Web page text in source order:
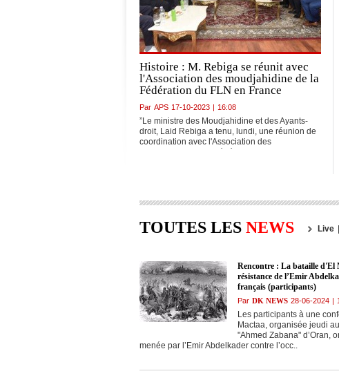
Histoire : M. Rebiga se réunit avec
l'Association des moudjahidine de la
Fédération du FLN en France
Par APS 17-10-2023 | 16:08
”Le ministre des Moudjahidine et des Ayants-
droit, Laid Rebiga a tenu, lundi, une réunion de
coordination avec l'Association des
Moudjahidine de la Fédération du Front de
TOUTES LES NEWS Live
Rencontre : La bataille d'El
résistance de l’Emir
français (participants)
Par DK NEWS 28-06-2024 |
Les participants à une
Mactaa, organisée jeudi
"Ahmed Zabana" d’Oran,
menée par l’Emir Abdelkader contre l’occ..